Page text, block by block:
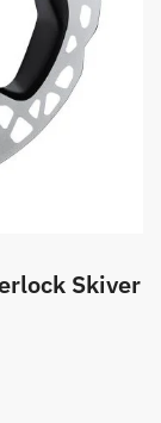
Skiver